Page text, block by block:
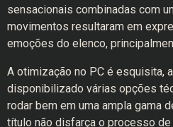
sensacionais combinadas com
movimentos resultaram em
emoções do elenco,
A otimização no PC é esquisita,
disponibilizado várias opções
rodar bem em uma ampla gama
título não disfarça o processo